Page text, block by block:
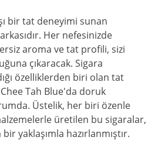
bir tat deneyimi sunan
Her nefesinizde
aroma ve tat profili, sizi
çıkaracak. Sigara
özelliklerden biri olan tat
Tah Blue'da doruk
Üstelik, her biri özenle
üretilen bu sigaralar,
bir yaklaşımla hazırlanmıştır.